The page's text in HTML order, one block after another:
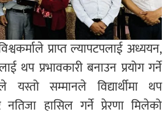
प्राप्त ल्यापटपलाई अध्ययन,
थप प्रभावकारी बनाउन प्रयोग गर्ने
सम्मानले विद्यार्थीमा थप
नतिजा हासिल गर्ने प्रेरणा मिलेको